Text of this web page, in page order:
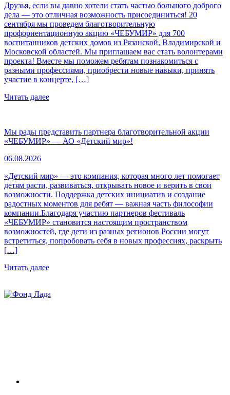
Друзья, если вы давно хотели стать частью большого доброго
дела — это отличная возможность присоединиться! 20
сентября мы проведем благотворительную
профориентационную акцию «ЧЕБУМИР» для 700
воспитанников детских домов из Рязанской, Владимирской и
Московской областей. Мы приглашаем вас стать волонтерами
проекта! Вместе мы поможем ребятам познакомиться с
разными профессиями, приобрести новые навыки, принять
участие в концерте, […]
Читать далее
Мы рады представить партнера благотворительной акции
«ЧЕБУМИР» — АО «Детский мир»!
06.08.2026
«Детский мир» — это компания, которая много лет помогает
детям расти, развиваться, открывать новое и верить в свои
возможности. Поддержка детских инициатив и создание
радостных моментов для ребят — важная часть философии
компании.Благодаря участию партнеров фестиваль
«ЧЕБУМИР» становится настоящим пространством
возможностей, где дети из разных регионов России могут
встретиться, попробовать себя в новых профессиях, раскрыть
[…]
Читать далее